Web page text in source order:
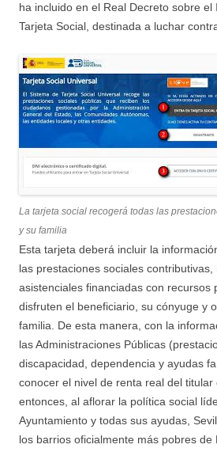
ha incluido en el Real Decreto sobre
Tarjeta Social, destinada a luchar
La tarjeta social recogerá todas las
y su familia
Esta tarjeta deberá incluir la
las prestaciones sociales
asistenciales financiadas con recursos
disfruten el beneficiario, su cónyuge y
familia. De esta manera, con la
las Administraciones Públicas
discapacidad, dependencia y ayudas
conocer el nivel de renta real del
entonces, al aflorar la política social
Ayuntamiento y todas sus ayudas,
los barrios oficialmente más pobres de